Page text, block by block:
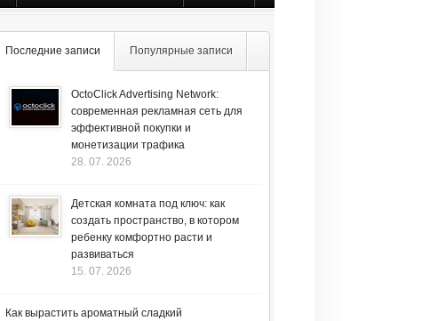
Последние записи Популярные записи
OctoClick Advertising Network:
современная рекламная сеть для
эффективной покупки и
монетизации трафика
28. 07. 2026
Детская комната под ключ: как
создать пространство, в котором
ребенку комфортно расти и
развиваться
15. 07. 2026
Как вырастить ароматный сладкий